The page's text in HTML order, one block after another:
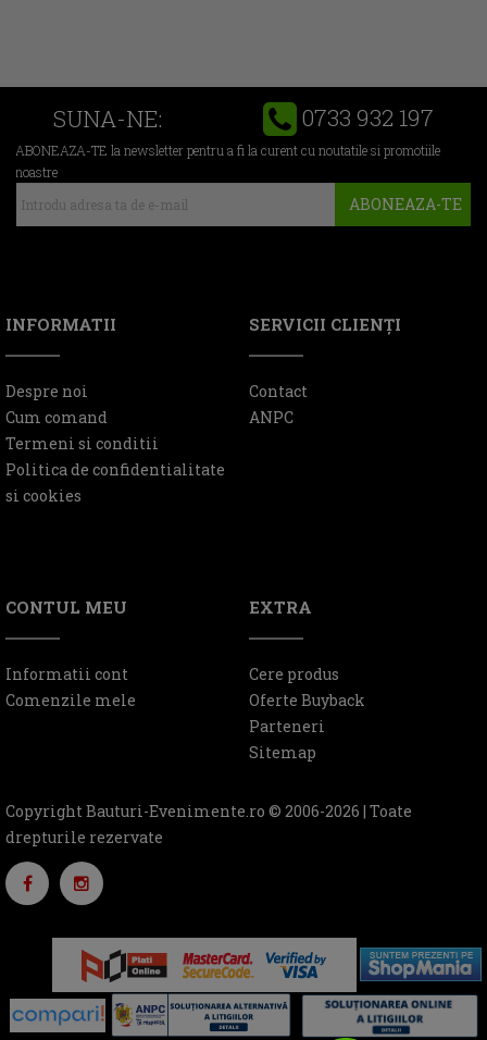
SUNA-NE: 0733 932 197
ABONEAZA-TE la newsletter pentru a fi la curent cu noutatile si promotiile
noastre
ABONEAZA-TE
INFORMATII
Despre noi
Cum comand
Termeni si conditii
Politica de confidentialitate
si cookies
SERVICII CLIENŢI
Contact
ANPC
CONTUL MEU
Informatii cont
Comenzile mele
EXTRA
Cere produs
Oferte Buyback
Parteneri
Sitemap
Copyright Bauturi-Evenimente.ro © 2006-2026 | Toate
drepturile rezervate